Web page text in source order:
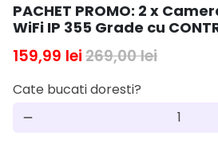
PACHET PROMO: 2 x
WiFi IP 355 Grade cu
159,99 lei269,00 lei
Cate bucati doresti?
remove